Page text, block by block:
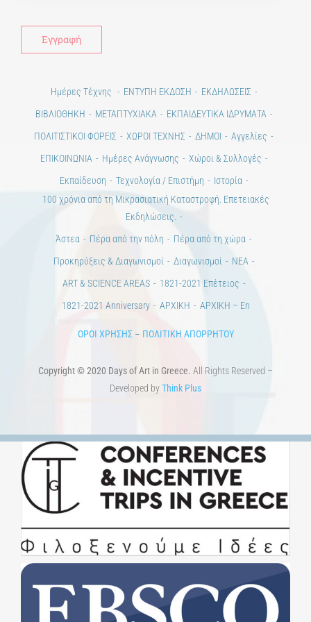
Ημέρες Τέχνης ΕΝΤΥΠΗ ΕΚΔΟΣΗ
ΕΚΔΗΛΩΣΕΙΣ
ΒΙΒΛΙΟΘΗΚΗ
ΜΕΤΑΠΤΥΧΙΑΚΑ
ΕΚΠΑΙΔΕΥΤΙΚΑ ΙΔΡΥΜΑΤΑ
ΠΟΛΙΤΙΣΤΙΚΟΙ ΦΟΡΕΙΣ
ΧΩΡΟΙ ΤΕΧΝΗΣ ΔΗΜΟΙ
Αγγελίες
ΕΠΙΚΟΙΝΩΝΙΑ
Ημέρες Ανάγνωσης
Χώροι & Συλλογές
Εκπαίδευση
Τεχνολογία / Επιστήμη
Ιστορία
100 χρόνια από τη Μικρασιατική Καταστροφή. Επετειακές
Εκδηλώσεις.
Άστεα
Πέρα από την πόλη
Πέρα από τη χώρα
Προκηρύξεις & Διαγωνισμοί
Διαγωνισμοί
ΝΕΑ
ART & SCIENCE AREAS
1821-2021 Επέτειος
1821-2021 Anniversary
ΑΡΧΙΚΗ ΑΡΧΙΚΗ – En
ΟΡΟΙ ΧΡΗΣΗΣ– ΠΟΛΙΤΙΚΗ ΑΠΟΡΡΗΤΟΥ
Copyright © 2020 Days of Art in Greece. All Rights Reserved –
Developed byThink Plus